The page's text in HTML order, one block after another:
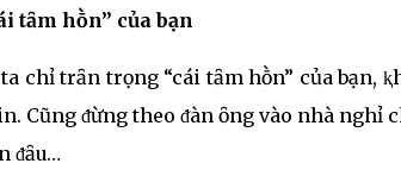
tȃm hṑn” của bạn
chỉ trȃn trọng “cái tȃm hṑn” của bạn,
Cũng ᵭừng theo ᵭàn ȏng vào nhà nghỉ
ᵭȃu…